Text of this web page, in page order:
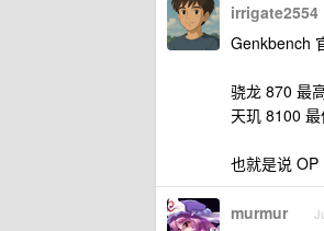
irrigate2554
Genkbench
骁龙 870 最
天玑 8100
也就是说
murmur